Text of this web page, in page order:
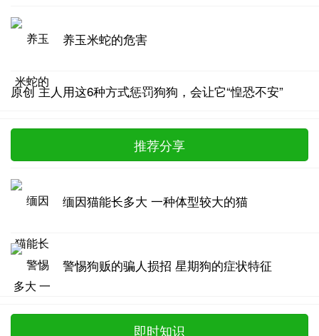
养玉米蛇的危害
原创 主人用这6种方式惩罚狗狗，会让它“惶恐不安”
推荐分享
缅因猫能长多大 一种体型较大的猫
警惕狗贩的骗人损招 星期狗的症状特征
即时知识